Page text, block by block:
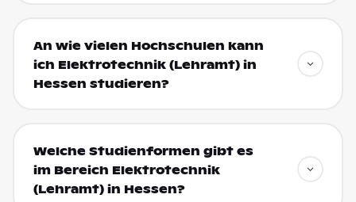
An wie vielen Hochschulen kann
ich Elektrotechnik (Lehramt) in
Hessen studieren?
Welche Studienformen gibt es
im Bereich Elektrotechnik
(Lehramt) in Hessen?